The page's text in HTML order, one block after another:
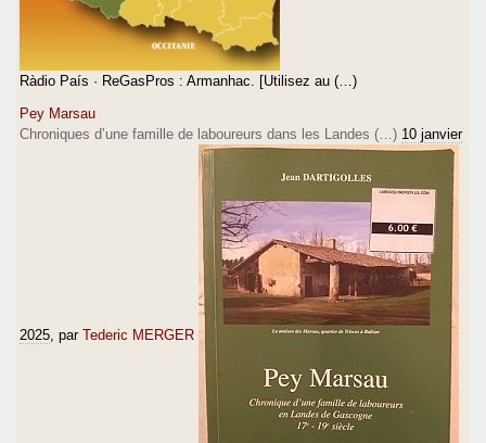
Ràdio País · ReGasPros : Armanhac. [Utilisez au (…)
Pey Marsau
Chroniques d’une famille de laboureurs dans les Landes (…) 10 janvier
2025 , par Tederic MERGER